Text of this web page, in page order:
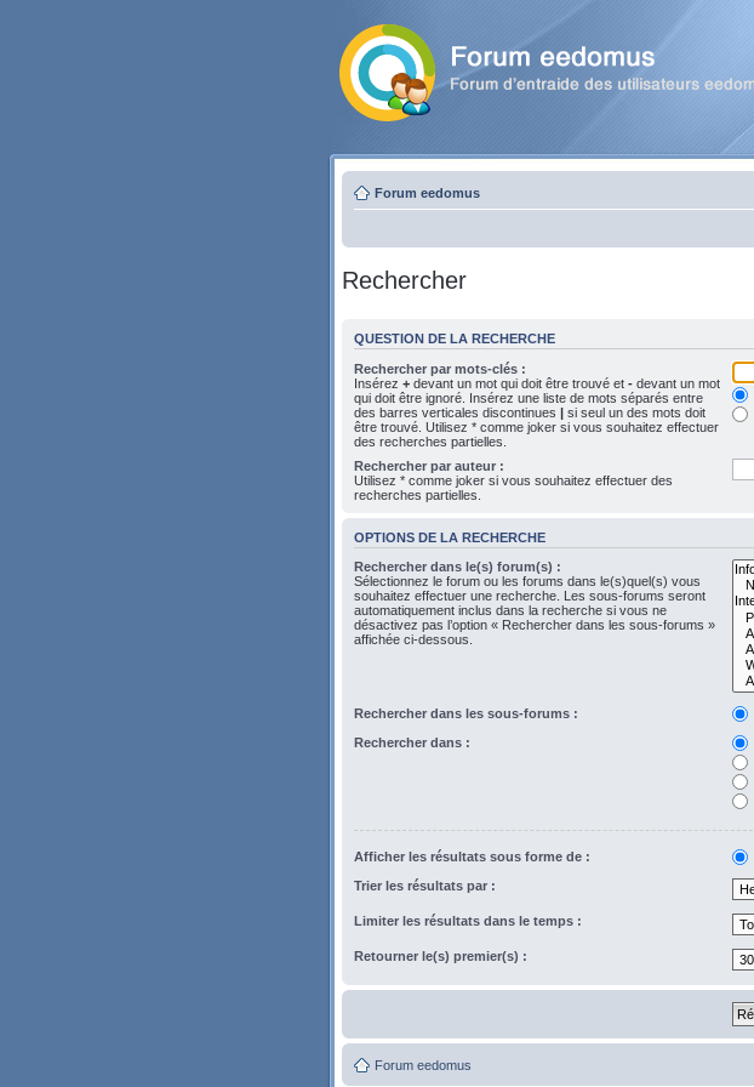
Forum eedomus
Rechercher
QUESTION DE LA RECHERCHE
Rechercher par mots-clés :
Insérez + devant un mot qui doit être trouvé et - devant un mot
qui doit être ignoré. Insérez une liste de mots séparés entre
des barres verticales discontinues | si seul un des mots doit
être trouvé. Utilisez * comme joker si vous souhaitez effectuer
des recherches partielles.
Rechercher par auteur :
Utilisez * comme joker si vous souhaitez effectuer des
recherches partielles.
OPTIONS DE LA RECHERCHE
Rechercher dans le(s) forum(s) :
Sélectionnez le forum ou les forums dans le(s)quel(s) vous
souhaitez effectuer une recherche. Les sous-forums seront
automatiquement inclus dans la recherche si vous ne
désactivez pas l’option « Rechercher dans les sous-forums »
affichée ci-dessous.
Rechercher dans les sous-forums :
Rechercher dans :
Afficher les résultats sous forme de :
Trier les résultats par :
Limiter les résultats dans le temps :
Retourner le(s) premier(s) :
Forum eedomus